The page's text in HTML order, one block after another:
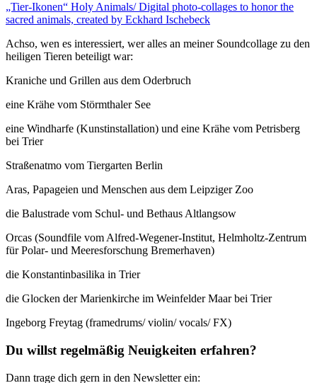
„Tier-Ikonen“ Holy Animals/ Digital photo-collages to honor the
sacred animals, created by Eckhard Ischebeck
Achso, wen es interessiert, wer alles an meiner Soundcollage zu den
heiligen Tieren beteiligt war:
Kraniche und Grillen aus dem Oderbruch
eine Krähe vom Störmthaler See
eine Windharfe (Kunstinstallation) und eine Krähe vom Petrisberg
bei Trier
Straßenatmo vom Tiergarten Berlin
Aras, Papageien und Menschen aus dem Leipziger Zoo
die Balustrade vom Schul- und Bethaus Altlangsow
Orcas (Soundfile vom Alfred-Wegener-Institut, Helmholtz-Zentrum
für Polar- und Meeresforschung Bremerhaven)
die Konstantinbasilika in Trier
die Glocken der Marienkirche im Weinfelder Maar bei Trier
Ingeborg Freytag (framedrums/ violin/ vocals/ FX)
Du willst regelmäßig Neuigkeiten erfahren?
Dann trage dich gern in den Newsletter ein: